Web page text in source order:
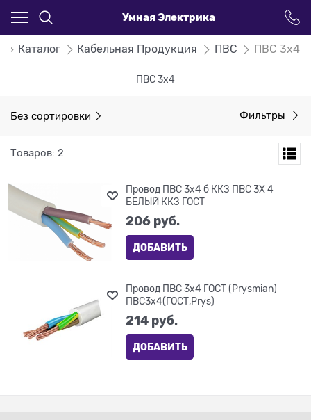
Умная Электрика
Каталог Кабельная Продукция ПВС ПВС 3х4
ПВС 3х4
Без сортировки Фильтры
Товаров: 2
Провод ПВС 3х4 б ККЗ ПВС 3Х 4
БЕЛЫЙ ККЗ ГОСТ
206 руб.
ДОБАВИТЬ
Провод ПВС 3х4 ГОСТ (Prysmian)
ПВС3х4(ГОСТ,Prys)
214 руб.
ДОБАВИТЬ